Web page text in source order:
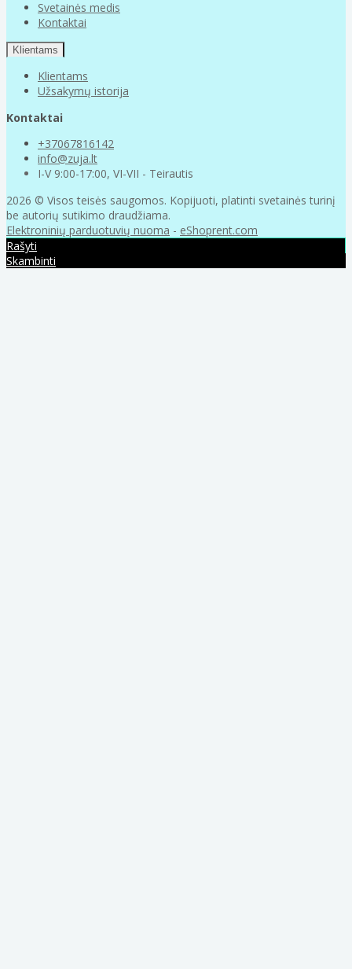
Svetainės medis
Kontaktai
Klientams
Klientams
Užsakymų istorija
Kontaktai
+37067816142
info@zuja.lt
I-V 9:00-17:00, VI-VII - Teirautis
2026 © Visos teisės saugomos. Kopijuoti, platinti svetainės turinį
be autorių sutikimo draudžiama.
Elektroninių parduotuvių nuoma - eShoprent.com
Rašyti
Skambinti